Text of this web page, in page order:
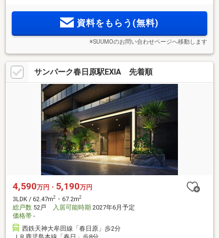
資料をもらう(無料)
※SUUMOのお問い合わせページへ移動します
サンパーク春日原駅EXIA 先着順
4,590万円・ 5,190万円
3LDK / 62.47m2 ・67.2m2
総戸数 52戸 入居可能時期 2027年6月予定
価格帯 -
西鉄天神大牟田線「春日原」歩2分